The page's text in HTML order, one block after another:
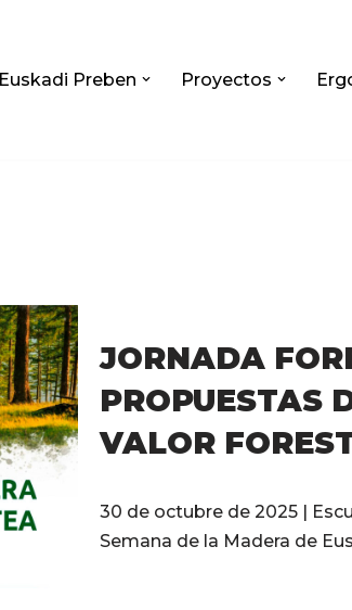
Euskadi Preben Proyectos
JORNADA
PROPUESTAS
VALOR
30 de octubre de 2025 |
Semana de la Madera de